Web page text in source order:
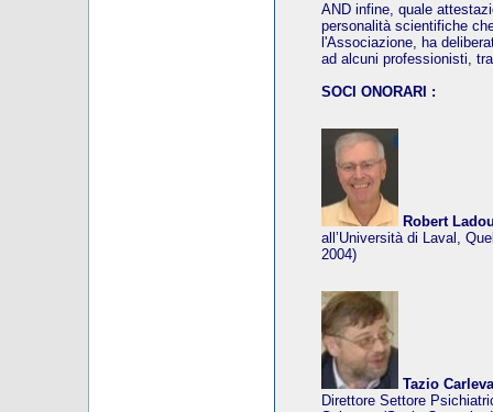
AND infine, quale
personalità scientifiche
l'Associazione, ha
ad alcuni professionisti,
SOCI ONORARI :
Robert
all’Università di Laval,
2004)
Tazio
Direttore Settore